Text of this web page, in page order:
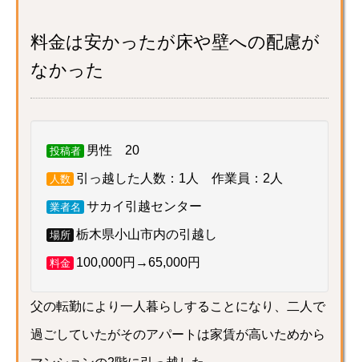
料金は安かったが床や壁への配慮が
なかった
投稿者 男性 20
人数 引っ越した人数：1人 作業員：2人
業者名 サカイ引越センター
場所 栃木県小山市内の引越し
料金 100,000円→65,000円
父の転勤により一人暮らしすることになり、二人で
過ごしていたがそのアパートは家賃が高いためから